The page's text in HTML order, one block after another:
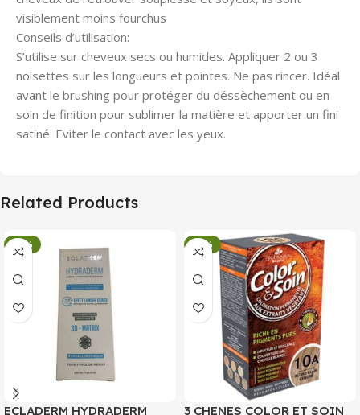
visiblement moins fourchus
Conseils d’utilisation:
S’utilise sur cheveux secs ou humides. Appliquer 2 ou 3
noisettes sur les longueurs et pointes. Ne pas rincer. Idéal
avant le brushing pour protéger du déssèchement ou en
soin de finition pour sublimer la matière et apporter un fini
satiné. Eviter le contact avec les yeux.
Related Products
-34%
ECLADERM HYDRADERM
-34%
3 CHENES COLOR ET SOIN